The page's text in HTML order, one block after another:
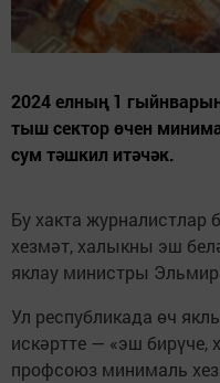
2024 елның 1
тыш сектор өчен
сум тәшкил итәчәк.
Бу хакта журналистлар
хезмәт, халыкны эш
яклау министры
Ул республикада өч
искәртте — «эш бирүче,
профсоюз минималь